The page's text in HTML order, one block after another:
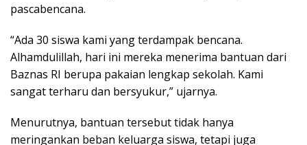
pascabencana.
“Ada 30 siswa kami yang terdampak bencana.
Alhamdulillah, hari ini mereka menerima bantuan dari
Baznas RI berupa pakaian lengkap sekolah. Kami
sangat terharu dan bersyukur,” ujarnya.
Menurutnya, bantuan tersebut tidak hanya
meringankan beban keluarga siswa, tetapi juga